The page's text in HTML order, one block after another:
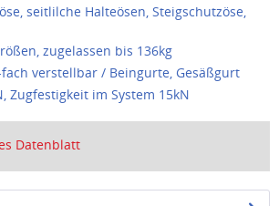
seitlilche Halteösen, Steigschutzöse,
zugelassen bis 136kg
verstellbar / Beingurte, Gesäßgurt
Zugfestigkeit im System 15kN
Datenblatt